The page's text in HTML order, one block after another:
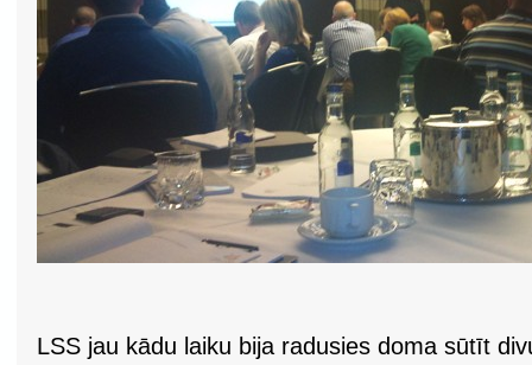
LSS jau kādu laiku bija radusies doma sūtīt